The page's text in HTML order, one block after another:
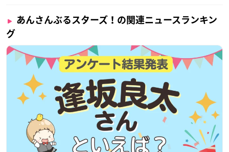
あんさんぶるスターズ！の関連ニュースランキン
グ